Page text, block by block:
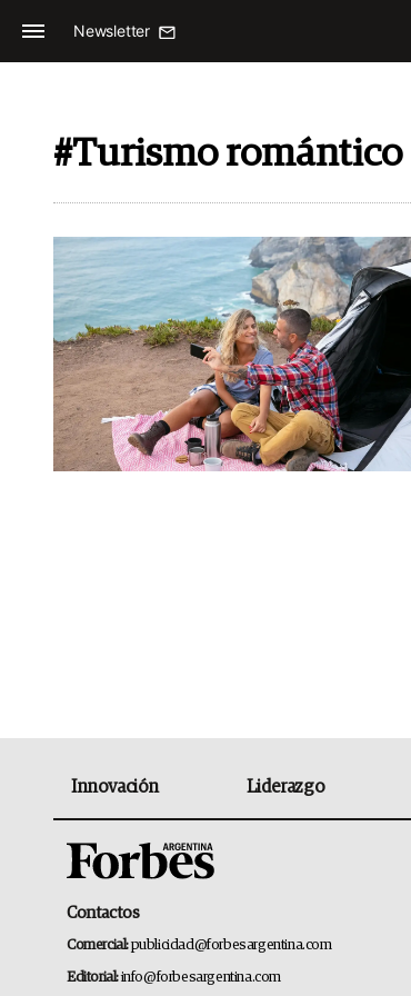
Newsletter
#Turismo romántico
Innovación Liderazgo
Contactos
Comercial:publicidad@forbesargentina.com
Editorial:info@forbesargentina.com